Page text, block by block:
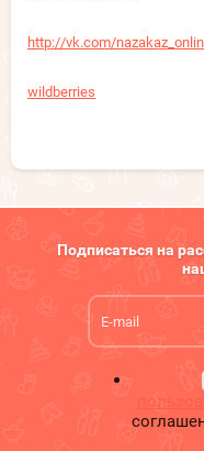
http://vk.com/
wildberries
Подписаться на